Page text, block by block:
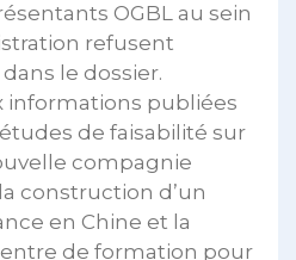
OGBL au sein
refusent
le dossier.
informations publiées
de faisabilité sur
compagnie
construction d’un
en Chine et la
de formation pour